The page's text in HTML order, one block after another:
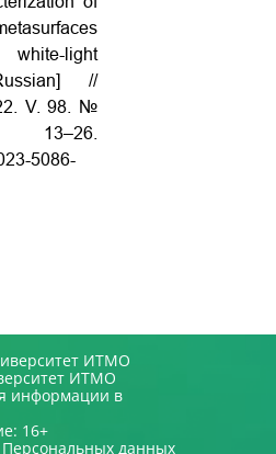
light
//
V. 98. №
5086-
ИТМО
ИТМО
информации в
16+
Персональных данных